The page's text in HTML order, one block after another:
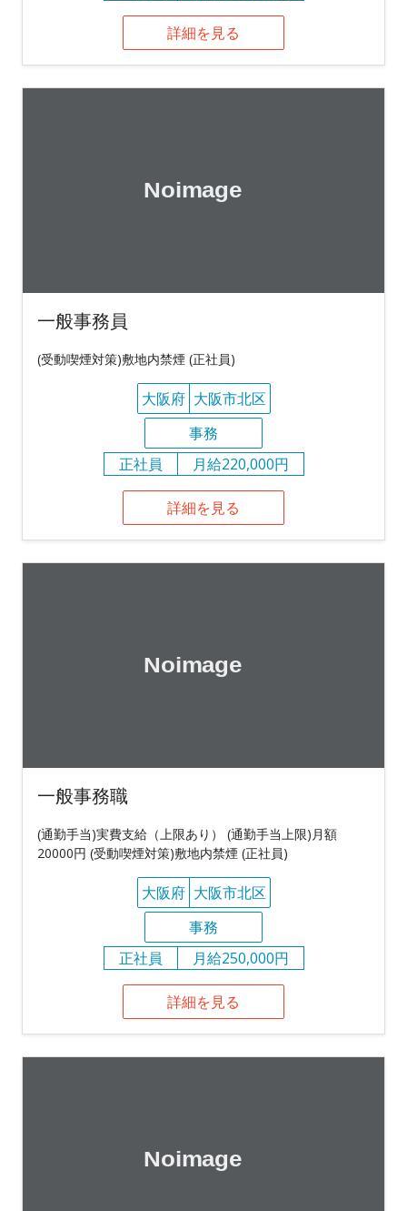
詳細を見る
一般事務員
(受動喫煙対策)敷地内禁煙 (正社員)
大阪府 大阪市北区
事務
正社員
月給220,000円
詳細を見る
一般事務職
(通勤手当)実費支給（上限あり） (通勤手当上限)月額
20000円 (受動喫煙対策)敷地内禁煙 (正社員)
大阪府 大阪市北区
事務
正社員
月給250,000円
詳細を見る